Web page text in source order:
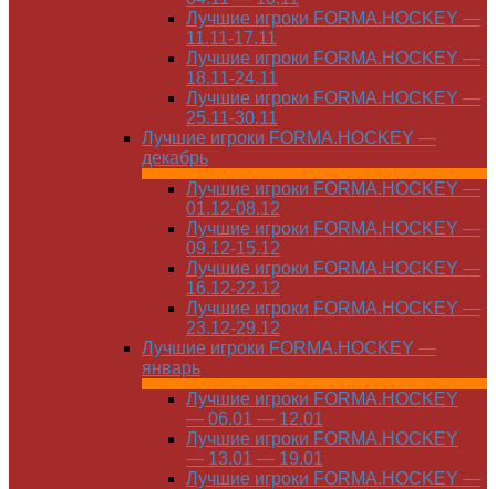
Лучшие игроки FORMA.HOCKEY —
11.11-17.11
Лучшие игроки FORMA.HOCKEY —
18.11-24.11
Лучшие игроки FORMA.HOCKEY —
25.11-30.11
Лучшие игроки FORMA.HOCKEY —
декабрь
Лучшие игроки FORMA.HOCKEY —
01.12-08.12
Лучшие игроки FORMA.HOCKEY —
09.12-15.12
Лучшие игроки FORMA.HOCKEY —
16.12-22.12
Лучшие игроки FORMA.HOCKEY —
23.12-29.12
Лучшие игроки FORMA.HOCKEY —
январь
Лучшие игроки FORMA.HOCKEY
— 06.01 — 12.01
Лучшие игроки FORMA.HOCKEY
— 13.01 — 19.01
Лучшие игроки FORMA.HOCKEY —